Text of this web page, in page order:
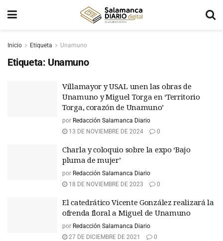
Inicio Etiqueta Unamuno
Etiqueta: Unamuno
Villamayor y USAL unen las obras de
Unamuno y Miguel Torga en ‘Territorio
Torga, corazón de Unamuno’
por Redacción Salamanca Diario
13 DE NOVIEMBRE DE 2024
0
Charla y coloquio sobre la expo ‘Bajo
pluma de mujer’
por Redacción Salamanca Diario
18 DE NOVIEMBRE DE 2023
0
El catedrático Vicente González realizará la
ofrenda floral a Miguel de Unamuno
por Redacción Salamanca Diario
27 DE DICIEMBRE DE 2021
0